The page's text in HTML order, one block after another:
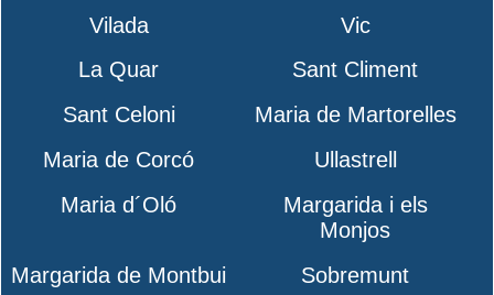
Vilada
Vic
La Quar
Sant Climent
Sant Celoni
Maria de Martorelles
Maria de Corcó
Ullastrell
Maria d´Oló
Margarida i els
Monjos
Margarida de Montbui
Sobremunt